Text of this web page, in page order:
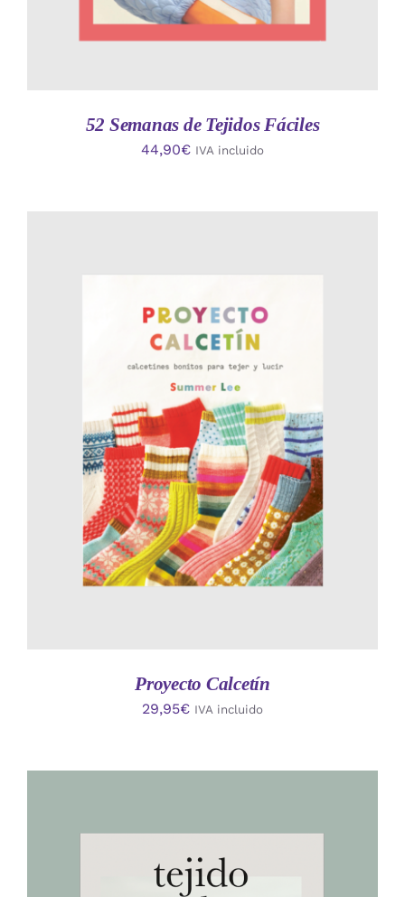
52 Semanas de Tejidos Fáciles
44,90€ IVA incluido
AÑADIR AL CARRITO
/
DETALLES
Proyecto Calcetín
29,95€ IVA incluido